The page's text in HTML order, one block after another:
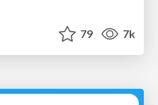
79 7k